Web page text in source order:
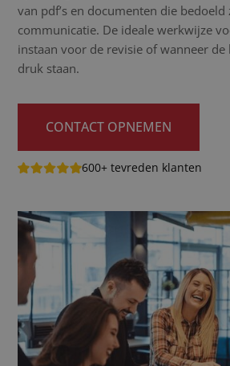
van pdf’s en documenten die
communicatie. De ideale werkwijze
instaan voor de revisie of wanneer
druk staan.
CONTACT OPNEMEN
600+ tevreden klanten